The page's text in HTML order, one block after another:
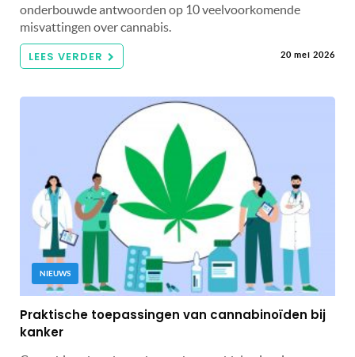
onderbouwde antwoorden op 10 veelvoorkomende
misvattingen over cannabis.
LEES VERDER 20 mei 2026
NIEUWS
Praktische toepassingen van cannabinoïden bij
kanker